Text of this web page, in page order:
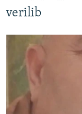
verilib